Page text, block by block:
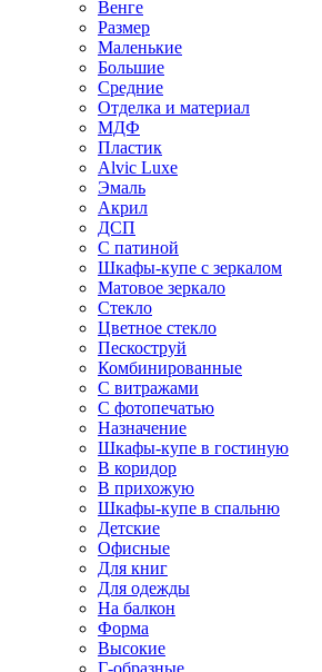
Венге
Размер
Маленькие
Большие
Средние
Отделка и материал
МДФ
Пластик
Alvic Luxe
Эмаль
Акрил
ДСП
С патиной
Шкафы-купе с зеркалом
Матовое зеркало
Стекло
Цветное стекло
Пескоструй
Комбинированные
С витражами
С фотопечатью
Назначение
Шкафы-купе в гостиную
В коридор
В прихожую
Шкафы-купе в спальню
Детские
Офисные
Для книг
Для одежды
На балкон
Форма
Высокие
Г-образные